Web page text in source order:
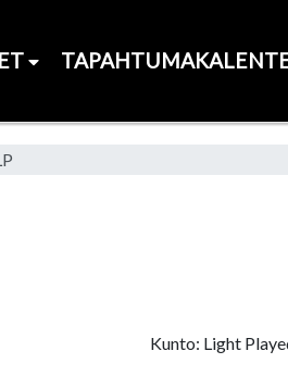
Kunto: Light